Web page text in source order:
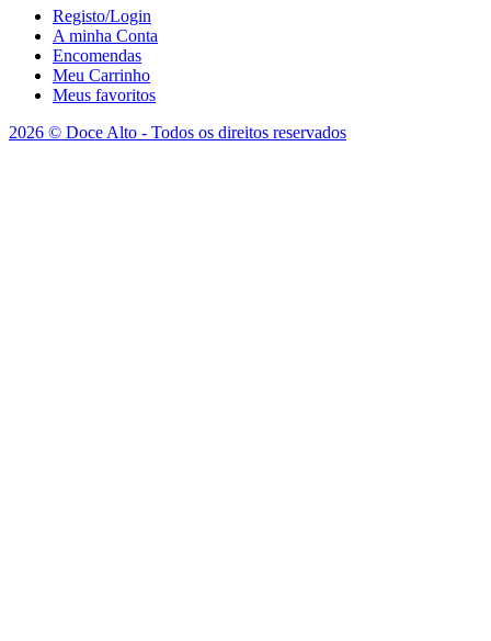
Registo/Login
A minha Conta
Encomendas
Meu Carrinho
Meus favoritos
2026 © Doce Alto - Todos os direitos reservados